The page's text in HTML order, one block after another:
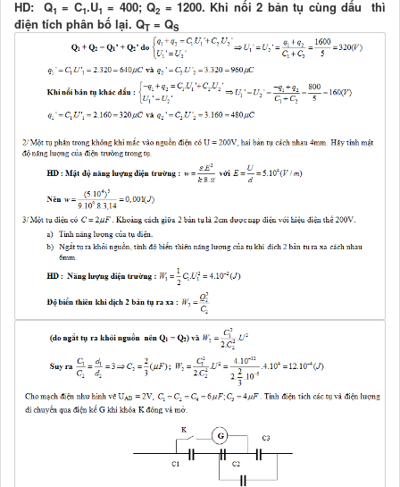
HD: Q1 = C1.U1 = 400; Q2 = 1200. Khi nối 2 bản tụ cùng dấu thì
điện tích phân bố lại. QT = QS